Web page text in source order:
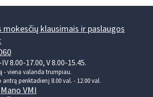
klausimais ir paslaugos
8.00-17.00, V 8.00-15.45.
- viena valanda trumpiau.
penktadienį 8.00 val. - 12.00 val.
Mano VMI